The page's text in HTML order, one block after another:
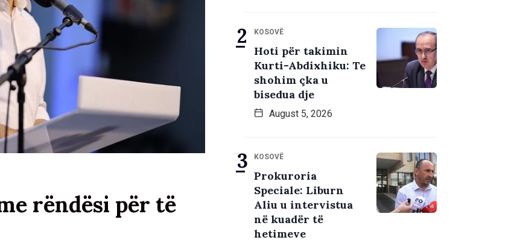
rëndësi për të
KOSOVË
Hoti për takimin
Kurti-Abdixhiku: Te
shohim çka u
bisedua dje
August 5, 2026
KOSOVË
Prokuroria
Speciale: Liburn
Aliu u intervistua
në kuadër të
hetimeve